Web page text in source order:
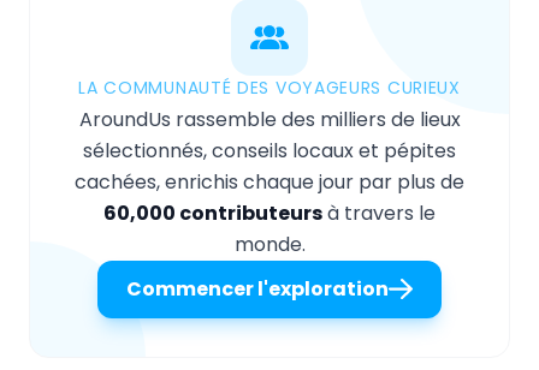
LA COMMUNAUTÉ DES VOYAGEURS CURIEUX
AroundUs rassemble des milliers de lieux
sélectionnés, conseils locaux et pépites
cachées, enrichis chaque jour par plus de
60,000 contributeursà travers le
monde.
Commencer l'exploration